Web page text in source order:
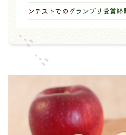
ンテストでの グランプリ受賞経